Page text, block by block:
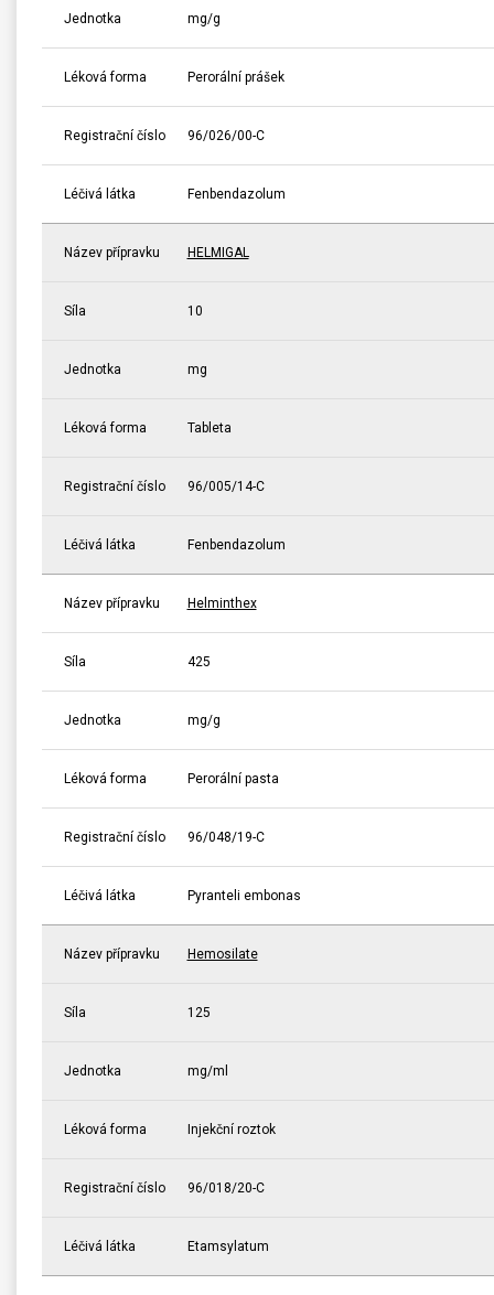
Jednotka mg/g
Léková forma Perorální prášek
Registrační číslo 96/026/00-C
Léčivá látka Fenbendazolum
Název přípravku HELMIGAL
Síla 10
Jednotka mg
Léková forma Tableta
Registrační číslo 96/005/14-C
Léčivá látka Fenbendazolum
Název přípravku Helminthex
Síla 425
Jednotka mg/g
Léková forma Perorální pasta
Registrační číslo 96/048/19-C
Léčivá látka Pyranteli embonas
Název přípravku Hemosilate
Síla 125
Jednotka mg/ml
Léková forma Injekční roztok
Registrační číslo 96/018/20-C
Léčivá látka Etamsylatum